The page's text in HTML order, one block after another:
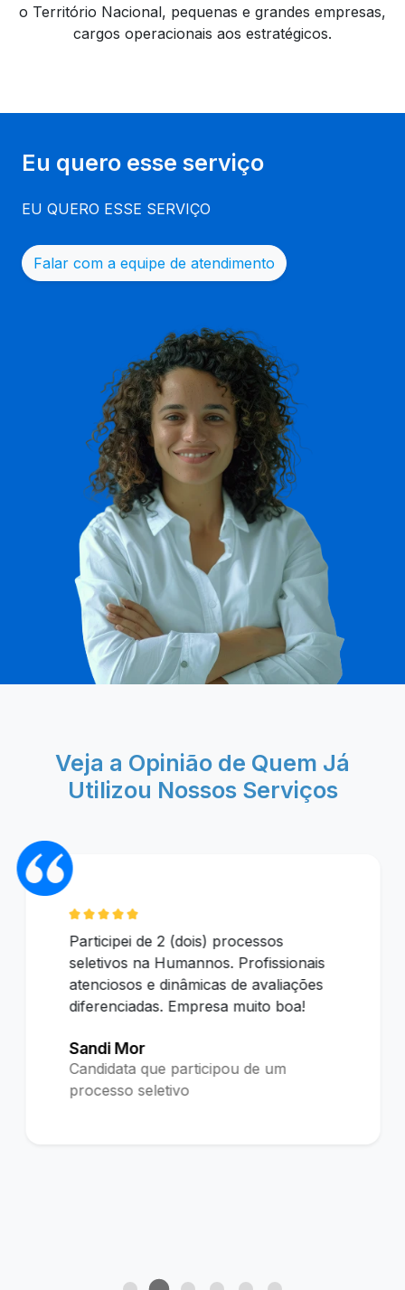
o Território Nacional, pequenas e grandes empresas,
cargos operacionais aos estratégicos.
Eu quero esse serviço
EU QUERO ESSE SERVIÇO
Falar com a equipe de atendimento
Veja a Opinião de Quem Já
Utilizou Nossos Serviços
Participei de 2 (dois) processos
seletivos na Humannos. Profissionais
atenciosos e dinâmicas de avaliações
diferenciadas. Empresa muito boa!
Sandi Mor
Candidata que participou de um
processo seletivo